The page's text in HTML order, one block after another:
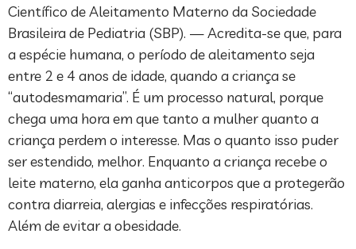
Científico de Aleitamento Materno da Sociedade
Brasileira de Pediatria (SBP). — Acredita-se que, para
a espécie humana, o período de aleitamento seja
entre 2 e 4 anos de idade, quando a criança se
“autodesmamaria”. É um processo natural, porque
chega uma hora em que tanto a mulher quanto a
criança perdem o interesse. Mas o quanto isso puder
ser estendido, melhor. Enquanto a criança recebe o
leite materno, ela ganha anticorpos que a protegerão
contra diarreia, alergias e infecções respiratórias.
Além de evitar a obesidade.